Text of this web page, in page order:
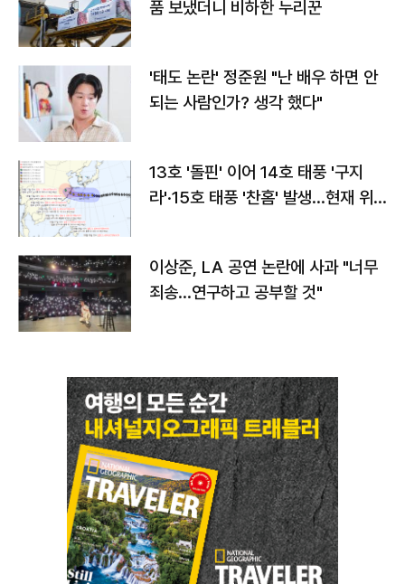
품 보냈더니 비하한 누리꾼
'태도 논란' 정준원 "난 배우 하면 안
되는 사람인가? 생각 했다"
13호 '돌핀' 이어 14호 태풍 '구지
라'·15호 태풍 '찬홈' 발생…현재 위
이상준, LA 공연 논란에 사과 "너무
죄송…연구하고 공부할 것"